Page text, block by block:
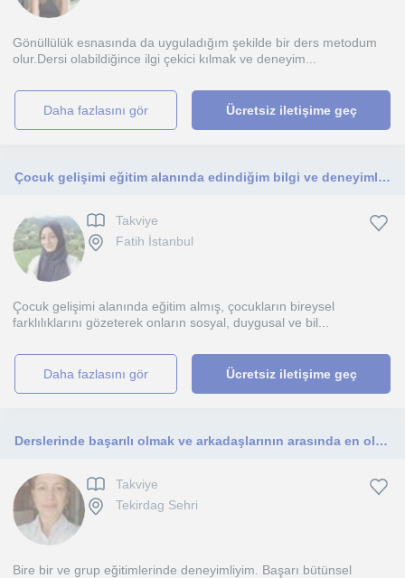
Gönüllülük esnasında da uyguladığım şekilde bir ders metodum
olur.Dersi olabildiğince ilgi çekici kılmak ve deneyim...
daha fazlasını gör Ücretsiz iletişime geç
Çocuk gelişimi eğitim alanında edindiğim bilgi ve deneyimleri geliştirmek, çocukların sosyal, duygusal ve bilişsel gelişimsel
Takviye
Fatih İstanbul
Çocuk gelişimi alanında eğitim almış, çocukların bireysel
farklılıklarını gözeterek onların sosyal, duygusal ve bil...
daha fazlasını gör Ücretsiz iletişime geç
Derslerinde başarılı olmak ve arkadaşlarının arasında en olmak ister misin ? Bunu birlikte başarabiliriz.
Takviye
Tekirdag Sehri
Bire bir ve grup eğitimlerinde deneyimliyim. Başarı bütünsel